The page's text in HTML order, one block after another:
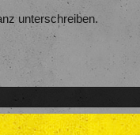
unterschreiben.